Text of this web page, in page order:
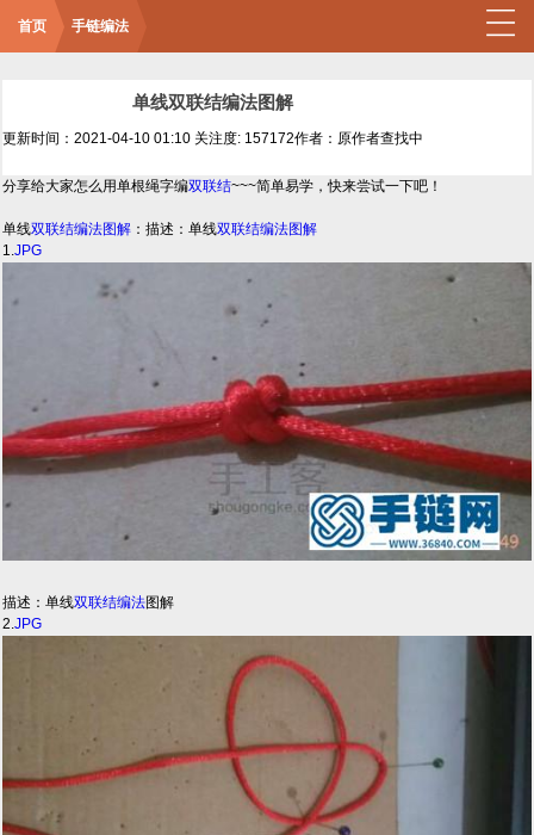
首页 手链编法
单线双联结编法图解
更新时间：2021-04-10 01:10 关注度: 157172作者：原作者查找中
分享给大家怎么用单根绳字编双联结~~~简单易学，快来尝试一下吧！
单线双联结编法图解 ：描述：单线双联结编法图解
1.JPG
描述：单线双联结编法图解
2.JPG